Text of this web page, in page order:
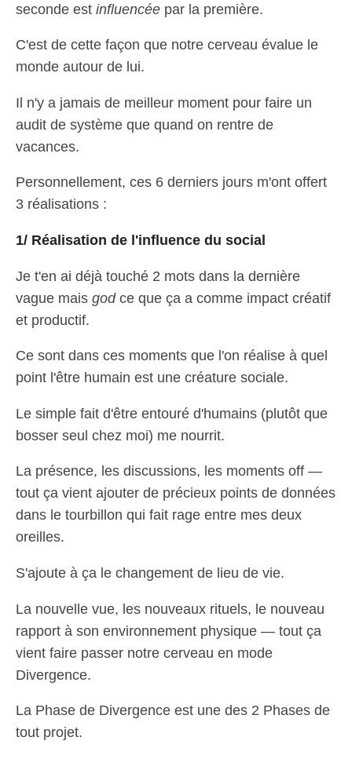
seconde est influencée par la première.
C'est de cette façon que notre cerveau évalue le
monde autour de lui.
Il n'y a jamais de meilleur moment pour faire un
audit de système que quand on rentre de
vacances.
Personnellement, ces 6 derniers jours m'ont offert
3 réalisations :
1/ Réalisation de l'influence du social
Je t'en ai déjà touché 2 mots dans la dernière
vague mais godce que ça a comme impact créatif
et productif.
Ce sont dans ces moments que l'on réalise à quel
point l'être humain est une créature sociale.
Le simple fait d'être entouré d'humains (plutôt que
bosser seul chez moi) me nourrit.
La présence, les discussions, les moments off —
tout ça vient ajouter de précieux points de données
dans le tourbillon qui fait rage entre mes deux
oreilles.
S'ajoute à ça le changement de lieu de vie.
La nouvelle vue, les nouveaux rituels, le nouveau
rapport à son environnement physique — tout ça
vient faire passer notre cerveau en mode
Divergence.
La Phase de Divergence est une des 2 Phases de
tout projet.